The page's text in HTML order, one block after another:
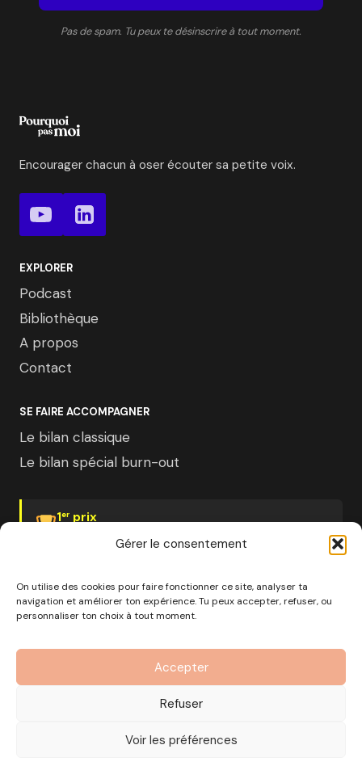
Gérer le consentement
On utilise des cookies pour faire fonctionner ce site, analyser ta
navigation et améliorer ton expérience. Tu peux accepter, refuser, ou
personnaliser ton choix à tout moment.
Accepter
Refuser
Voir les préférences
Pas de spam. Tu peux te désinscrire à tout moment.
Encourager chacun à oser écouter sa petite voix.
EXPLORER
Podcast
Bibliothèque
A propos
Contact
SE FAIRE ACCOMPAGNER
Le bilan classique
Le bilan spécial burn-out
1er prix
capital de 1000€ · RCS Marseille · SIRET
890 976 699 00037
OF n°93 13 18812 13 — Enregistré auprès du préfet de la
région Provence-Alpes-Côte d'Azur
Mentions LégalesPolitique de confidentialité